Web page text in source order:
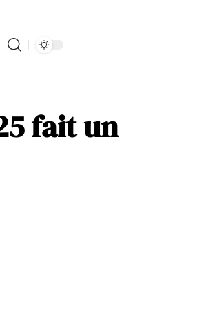
fait un